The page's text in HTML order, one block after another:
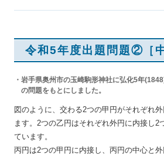
令和5年度出題問題②［
・岩手県奥州市の玉崎駒形神社に弘化5年
の問題をもとにしました。
図のように、交わる2つの甲円がそれぞれ
ます。2つの乙円はそれぞれ外円に内接し2
ています。
丙円は2つの甲円に内接し、丙円の中心と